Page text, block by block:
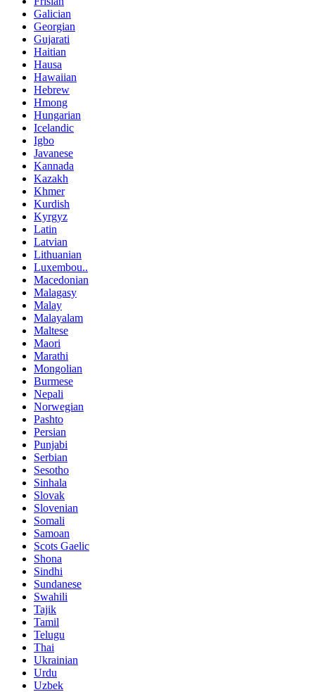
Galician
Georgian
Gujarati
Haitian
Hausa
Hawaiian
Hebrew
Hmong
Hungarian
Icelandic
Igbo
Javanese
Kannada
Kazakh
Khmer
Kurdish
Kyrgyz
Latin
Latvian
Lithuanian
Luxembou..
Macedonian
Malagasy
Malay
Malayalam
Maltese
Maori
Marathi
Mongolian
Burmese
Nepali
Norwegian
Pashto
Persian
Punjabi
Serbian
Sesotho
Sinhala
Slovak
Slovenian
Somali
Samoan
Scots Gaelic
Shona
Sindhi
Sundanese
Swahili
Tajik
Tamil
Telugu
Thai
Ukrainian
Urdu
Uzbek